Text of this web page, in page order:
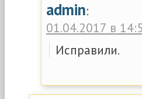
admin:
01.04.2017 в
Исправили.